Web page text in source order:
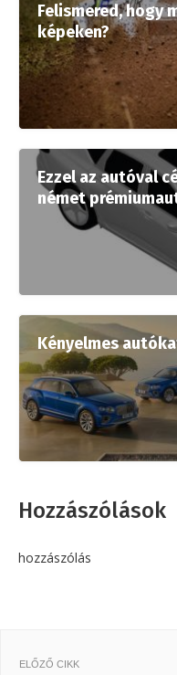
Felismered, hogy
képeken?
Ezzel az autóval
német
Kényelmes
Hozzászólások
hozzászólás
ELŐZŐ CIKK